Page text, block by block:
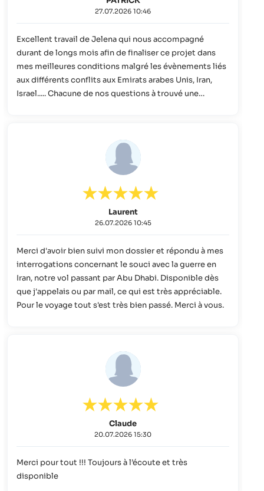
27.07.2026 10:46
Excellent travail de Jelena qui nous accompagné
durant de longs mois afin de finaliser ce projet dans
mes meilleures conditions malgré les évènements liés
aux différents conflits aux Emirats arabes Unis, Iran,
Israel..... Chacune de nos questions à trouvé une
Laurent
26.07.2026 10:45
Merci d'avoir bien suivi mon dossier et répondu à mes
interrogations concernant le souci avec la guerre en
Iran, notre vol passant par Abu Dhabi. Disponible dès
que j'appelais ou par mail, ce qui est très appréciable.
Pour le voyage tout s'est très bien passé. Merci à vous.
Claude
20.07.2026 15:30
Merci pour tout !!! Toujours à l’écoute et très
disponible